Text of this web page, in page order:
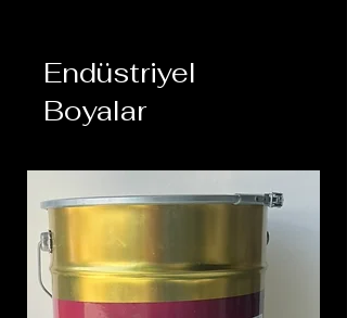
Endüstriyel
Boyalar